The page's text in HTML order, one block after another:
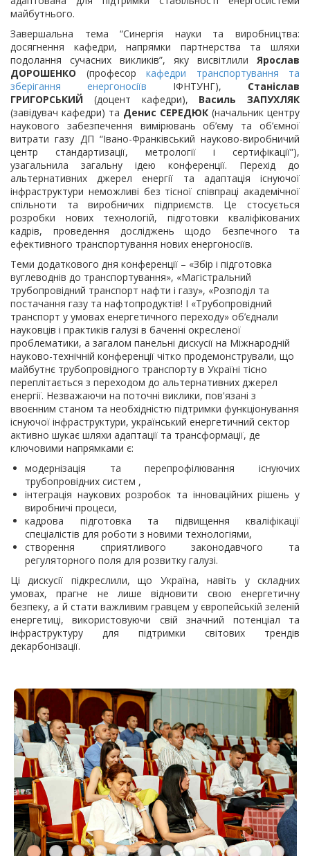
майбутнього.
Завершальна тема “Синергія науки та виробництва:
досягнення кафедри, напрямки партнерства та шляхи
подолання сучасних викликів”, яку висвітлили Ярослав
ДОРОШЕНКО (професор кафедри транспортування та
зберігання енергоносіїв ІФНТУНГ), Станіслав
ГРИГОРСЬКИЙ (доцент кафедри), Василь ЗАПУХЛЯК
(завідувач кафедри) та Денис СЕРЕДЮК (начальник центру
наукового забезпечення вимірювань об’єму та об’ємної
витрати газу ДП “Івано-Франківський науково-виробничий
центр стандартизації, метрології і сертифікації”),
узагальнила загальну ідею конференції. Перехід до
альтернативних джерел енергії та адаптація існуючої
інфраструктури неможливі без тісної співпраці академічної
спільноти та виробничих підприємств. Це стосується
розробки нових технологій, підготовки кваліфікованих
кадрів, проведення досліджень щодо безпечного та
ефективного транспортування нових енергоносіїв.
Теми додаткового дня конференції – «Збір і підготовка
вуглеводнів до транспортування», «Магістральний
трубопровідний транспорт нафти і газу», «Розподіл та
постачання газу та нафтопродуктів! І «Трубопровідний
транспорт у умовах енергетичного переходу» об’єднали
науковців і практиків галузі в баченні окресленої
проблематики, а загалом панельні дискусії на Міжнародній
науково-технічній конференції чітко продемонстрували, що
майбутнє трубопровідного транспорту в Україні тісно
переплітається з переходом до альтернативних джерел
енергії. Незважаючи на поточні виклики, пов'язані з
ввоєнним станом та необхідністю підтримки функціонування
існуючої інфраструктури, український енергетичний сектор
активно шукає шляхи адаптації та трансформації, де
ключовими напрямками є:
модернізація та перепрофілювання існуючих
трубопровідних систем ,
інтеграція наукових розробок та інноваційних рішень у
виробничі процеси,
кадрова підготовка та підвищення кваліфікації
спеціалістів для роботи з новими технологіями,
створення сприятливого законодавчого та
регуляторного поля для розвитку галузі.
Ці дискусії підкреслили, що Україна, навіть у складних
умовах, прагне не лише відновити свою енергетичну
безпеку, а й стати важливим гравцем у європейській зеленій
енергетиці, використовуючи свій значний потенціал та
інфраструктуру для підтримки світових трендів
декарбонізації.